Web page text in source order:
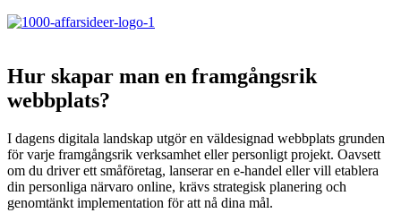
Hur skapar man en framgångsrik
webbplats?
I dagens digitala landskap utgör en väldesignad webbplats grunden
för varje framgångsrik verksamhet eller personligt projekt. Oavsett
om du driver ett småföretag, lanserar en e-handel eller vill etablera
din personliga närvaro online, krävs strategisk planering och
genomtänkt implementation för att nå dina mål.